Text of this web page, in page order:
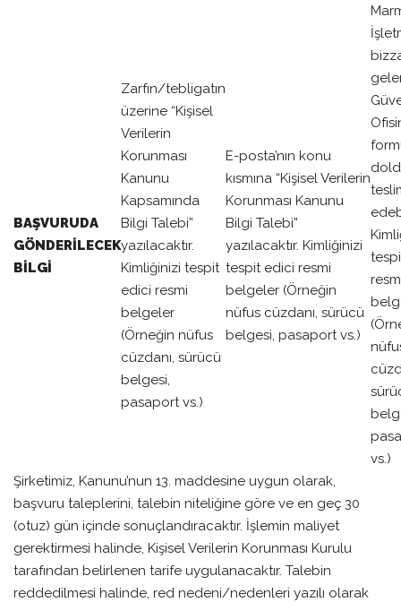
BAŞVURUDA
GÖNDERİLECEK
BİLGİ
Zarfın/tebligatın
üzerine “Kişisel
Verilerin
Korunması
Kanunu
Kapsamında
Bilgi Talebi”
yazılacaktır.
Kimliğinizi tespit
edici resmi
belgeler
(Örneğin nüfus
cüzdanı, sürücü
belgesi,
pasaport vs.)
E-posta’nın konu
kısmına “Kişisel Verilerin
Korunması Kanunu
Bilgi Talebi”
yazılacaktır. Kimliğinizi
tespit edici resmi
belgeler (Örneğin
nüfus cüzdanı, sürücü
belgesi, pasaport vs.)
vs.)
Şirketimiz, Kanunu’nun 13. maddesine uygun olarak,
başvuru taleplerini, talebin niteliğine göre ve en geç 30
(otuz) gün içinde sonuçlandıracaktır. İşlemin maliyet
gerektirmesi halinde, Kişisel Verilerin Korunması Kurulu
tarafından belirlenen tarife uygulanacaktır. Talebin
reddedilmesi halinde, red nedeni/nedenleri yazılı olarak